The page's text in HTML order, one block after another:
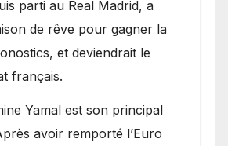
parti au Real Madrid, a
de rêve pour gagner la
et deviendrait le
français.
Yamal est son principal
avoir remporté l’Euro